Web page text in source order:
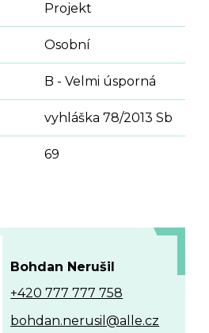
Projekt
Osobní
B - Velmi úsporná
vyhláška 78/2013 Sb
69
Bohdan Nerušil
+420 777 777 758
bohdan.nerusil@alle.cz